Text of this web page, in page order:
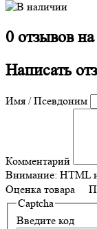
0 отзывов на
Написать
Имя / Псевдоним
Комментарий
Внимание: HTML
Оценка товара
Captcha
Введите код